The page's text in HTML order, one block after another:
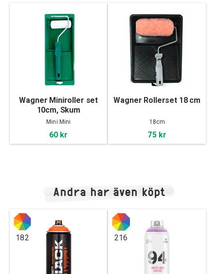
Wagner Miniroller set
10cm, Skum
Mini Mini
60 kr
Wagner Rollerset 18 cm
18cm
75 kr
Andra har även köpt
182 216